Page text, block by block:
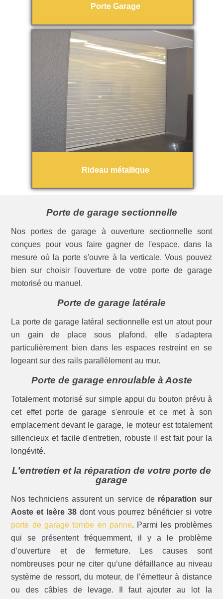
Porte Garage
Rideau métallique
Porte de garage sectionnelle
Nos portes de garage à ouverture sectionnelle sont
conçues pour vous faire gagner de l'espace, dans la
mesure où la porte s'ouvre à la verticale. Vous pouvez
bien sur choisir l'ouverture de votre porte de garage
motorisé ou manuel.
Porte de garage latérale
La porte de garage latéral sectionnelle est un atout pour
un gain de place sous plafond, elle s'adaptera
particulièrement bien dans les espaces restreint en se
logeant sur des rails parallèlement au mur.
Porte de garage enroulable à Aoste
Totalement motorisé sur simple appui du bouton prévu à
cet effet porte de garage s'enroule et ce met à son
emplacement devant le garage, le moteur est totalement
sillencieux et facile d'entretien, robuste il est fait pour la
longévité.
L’entretien et la réparation de votre porte de
garage
Nos techniciens assurent un service de réparation sur
Aoste et Isère 38 dont vous pourrez bénéficier si votre
porte de garage tombe en panne. Parmi les problèmes
qui se présentent fréquemment, il y a le problème
d’ouverture et de fermeture. Les causes sont
nombreuses pour ne citer qu’une défaillance au niveau
système de ressort, du moteur, de l’émetteur à distance
ou des câbles de levage. Il faut ajouter au lot la